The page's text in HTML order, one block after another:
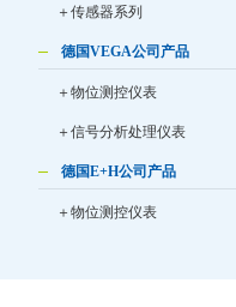
＋传感器系列
德国VEGA公司产品
＋物位测控仪表
＋信号分析处理仪表
德国E+H公司产品
＋物位测控仪表